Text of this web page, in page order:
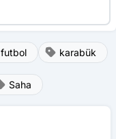
futbol karabük
Saha